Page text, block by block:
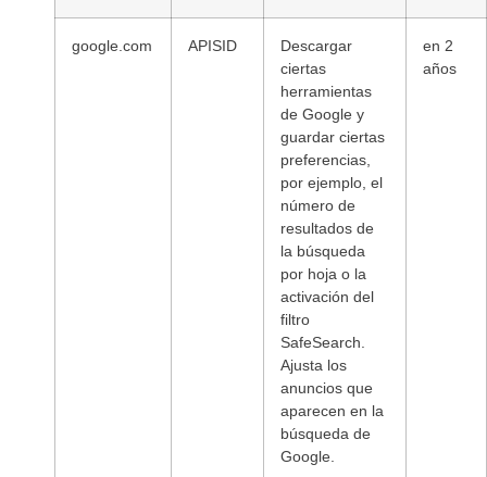
google.com APISID
Descargar
ciertas
herramientas
de Google y
guardar ciertas
preferencias,
por ejemplo, el
número de
resultados de
la búsqueda
por hoja o la
activación del
filtro
SafeSearch.
Ajusta los
anuncios que
aparecen en la
búsqueda de
Google.
en 2
años